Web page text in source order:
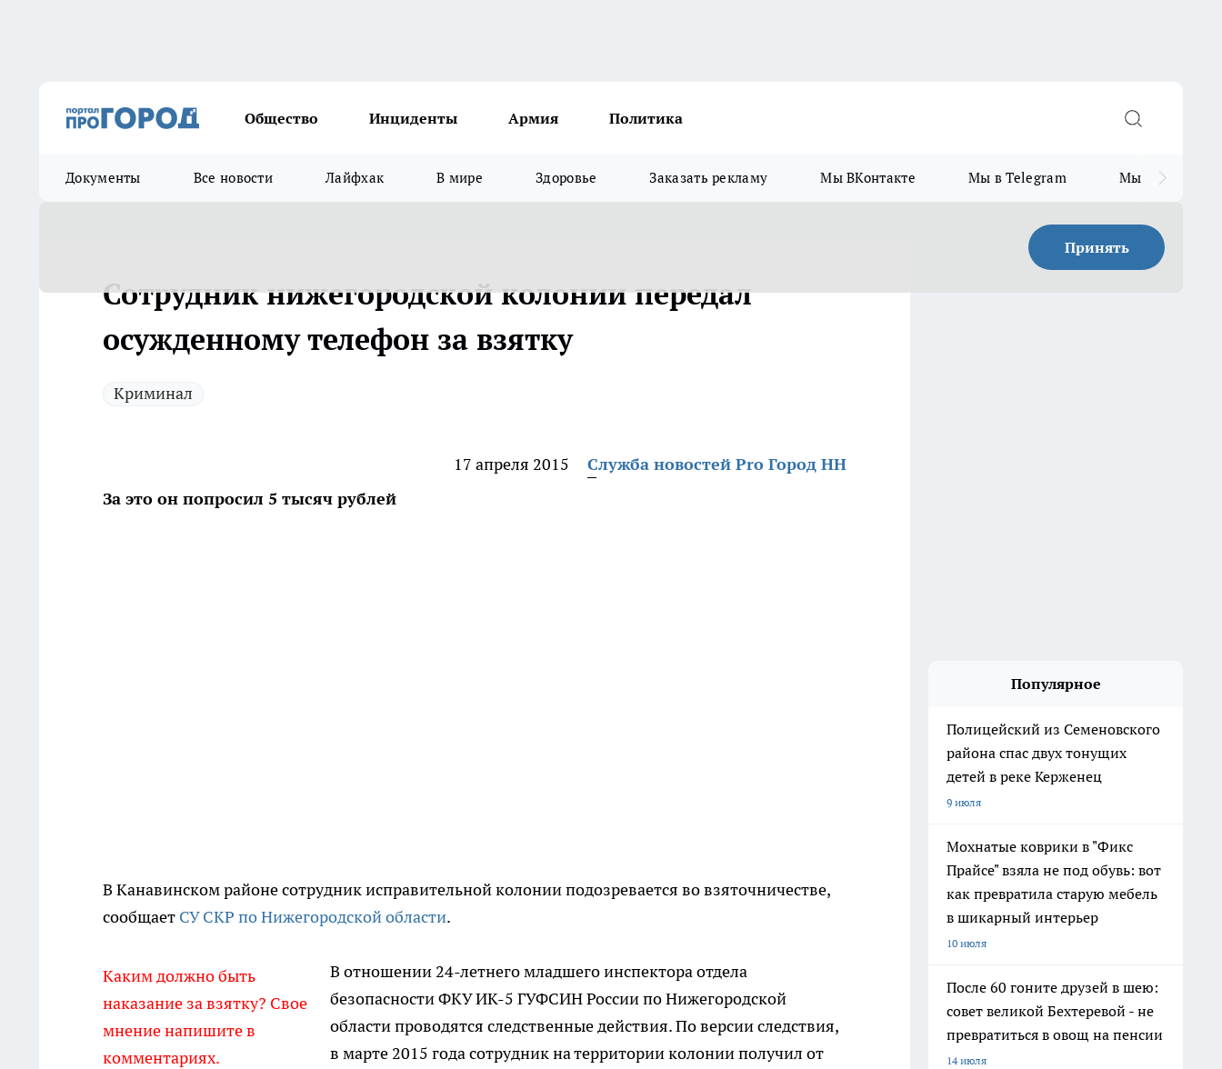
Общество Инциденты Армия Политика
Документы Все новости Лайфхак В мире Здоровье Заказать рекламу Мы ВКонтакте Мы в Telegram Мы в MAX
Принять
Сотрудник нижегородской колонии передал
осужденному телефон за взятку
Криминал
17 апреля 2015
Служба новостей Pro Город НН
За это он попросил 5 тысяч рублей
В Канавинском районе сотрудник исправительной колонии подозревается во взяточничестве,
сообщает СУ СКР по Нижегородской области.
Каким должно быть
наказание за взятку? Свое
мнение напишите в
комментариях.
В отношении 24-летнего младшего инспектора отдела
безопасности ФКУ ИК-5 ГУФСИН России по Нижегородской
области проводятся следственные действия. По версии следствия,
в марте 2015 года сотрудник на территории колонии получил от
Популярное
Полицейский из Семеновского
района спас двух тонущих
детей в реке Керженец
9 июля
Мохнатые коврики в "Фикс
Прайсе" взяла не под обувь: вот
как превратила старую мебель
в шикарный интерьер
10 июля
После 60 гоните друзей в шею:
совет великой Бехтеревой - не
превратиться в овощ на пенсии
14 июля